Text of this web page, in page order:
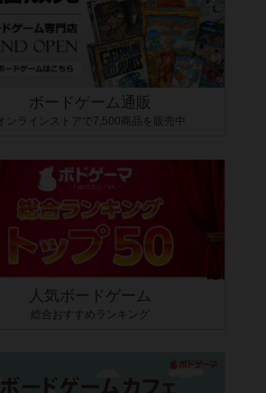
ボードゲーム通販
オンラインストアで7,500商品を販売中
人気ボードゲーム
総合おすすめランキング